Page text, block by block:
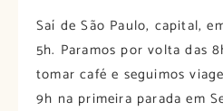
Saí de São Paulo, capital,
5h. Paramos por volta das
tomar café e seguimos
9h na primeira parada em